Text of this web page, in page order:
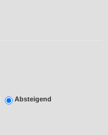
Absteigend